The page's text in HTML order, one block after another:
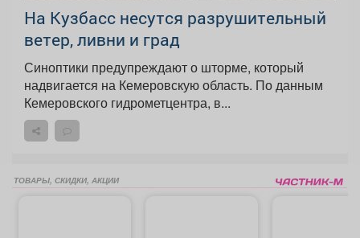
На Кузбасс несутся разрушительный
ветер, ливни и град
Синоптики предупреждают о шторме, который
надвигается на Кемеровскую область. По данным
Кемеровского гидрометцентра, в...
ТОВАРЫ, СКИДКИ, АКЦИИ